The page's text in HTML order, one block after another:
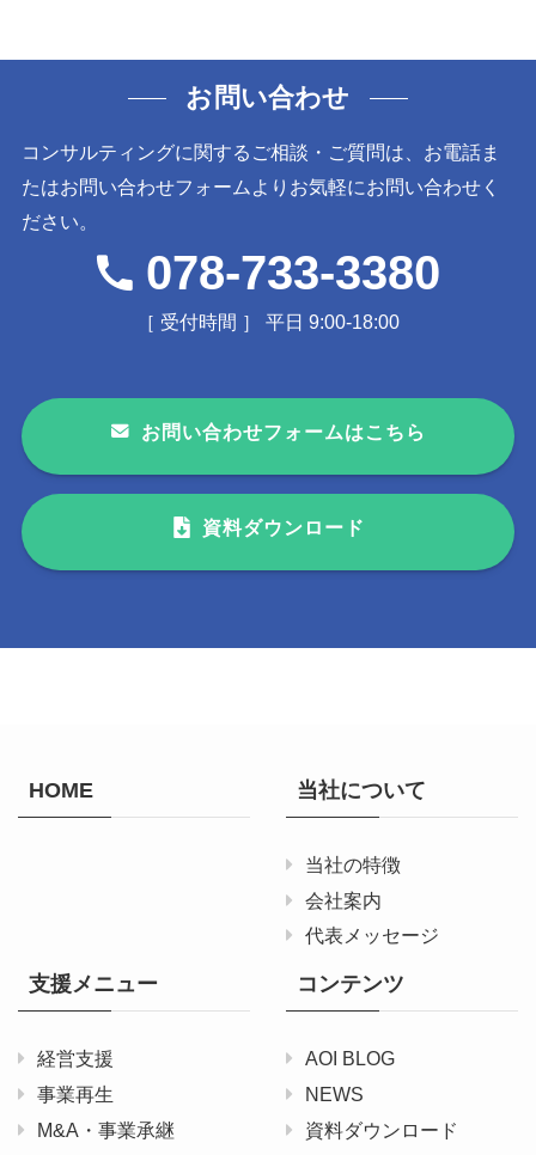
お問い合わせ
コンサルティングに関するご相談・ご質問は、お電話ま
たはお問い合わせフォームよりお気軽にお問い合わせく
ださい。
078-733-3380
［ 受付時間 ］ 平日 9:00-18:00
お問い合わせフォームはこちら
資料ダウンロード
HOME 当社について
当社の特徴
会社案内
代表メッセージ
支援メニュー
経営支援
事業再生
M&A・事業承継
コンテンツ
AOI BLOG
NEWS
資料ダウンロード